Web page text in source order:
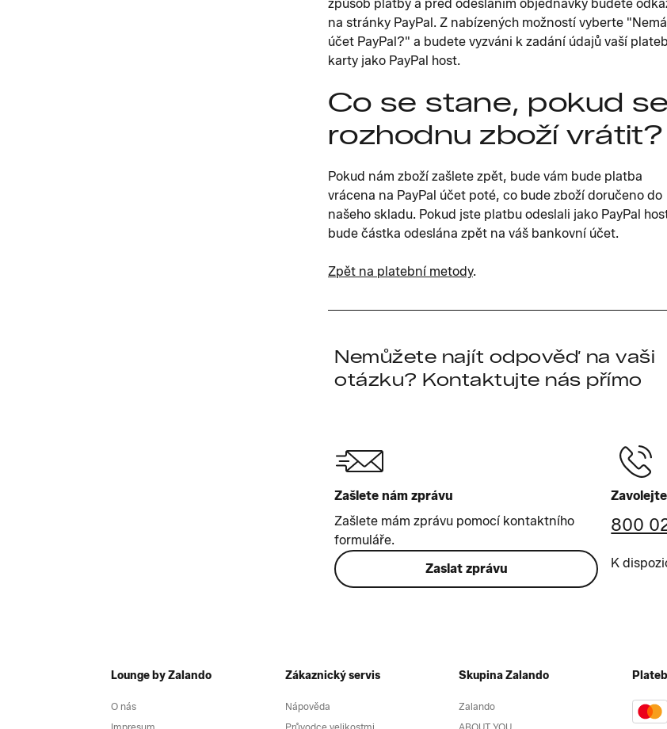
způsob platby a před odesláním objednávky budete
na stránky PayPal. Z nabízených možností vyberte
účet PayPal?" a budete vyzváni k zadání údajů vaší
karty jako PayPal host.
Co se stane, pokud se
rozhodnu zboží vrátit?
Pokud nám zboží zašlete zpět, bude vám bude platba
vrácena na PayPal účet poté, co bude zboží doručeno do
našeho skladu. Pokud jste platbu odeslali jako PayPal
bude částka odeslána zpět na váš bankovní účet.
Zpět na platební metody.
Nemůžete najít odpověď na vaši
otázku? Kontaktujte nás přímo
Zašlete nám zprávu
Zašlete mám zprávu pomocí kontaktního
formuláře.
Zaslat zprávu
800
K
Lounge by Zalando
O nás
Zákaznický servis
Nápověda
Skupina Zalando
Zalando